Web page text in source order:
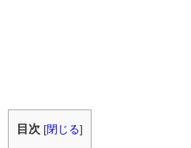
目次 [閉じる]